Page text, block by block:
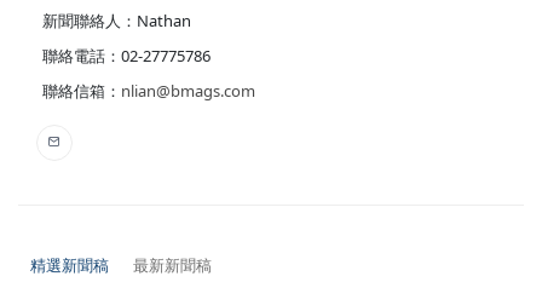
新聞聯絡人：Nathan
聯絡電話：02-27775786
聯絡信箱： nlian@bmags.com
精選新聞稿 最新新聞稿